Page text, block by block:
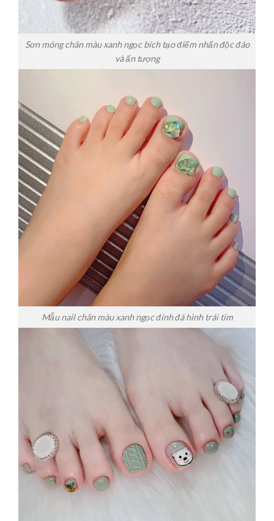
Sơn móng chân màu xanh ngọc bích tạo điểm nhấn độc đáo
và ấn tượng
Mẫu nail chân màu xanh ngọc đính đá hình trái tim